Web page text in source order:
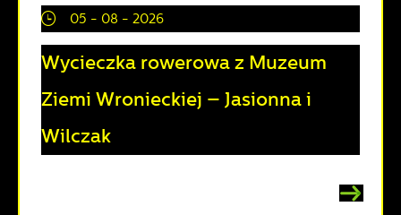
05 - 08 - 2026
Wycieczka rowerowa z Muzeum
Ziemi Wronieckiej – Jasionna i
Wilczak